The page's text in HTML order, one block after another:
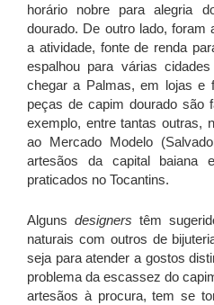
horário nobre para alegria
dourado. De outro lado, foram
a atividade, fonte de renda
espalhou para várias
chegar a Palmas, em lojas e
peças de capim dourado são
exemplo, entre tantas outras,
ao Mercado Modelo
artesãos da capital baiana
praticados no Tocantins.
Algunsdesignerstêm
naturais com outros de
seja para atender a gostos
problema da escassez do
artesãos à procura, tem se